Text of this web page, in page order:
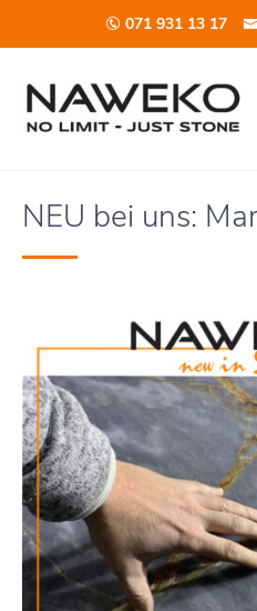
071 931 13 17
NEU bei uns: